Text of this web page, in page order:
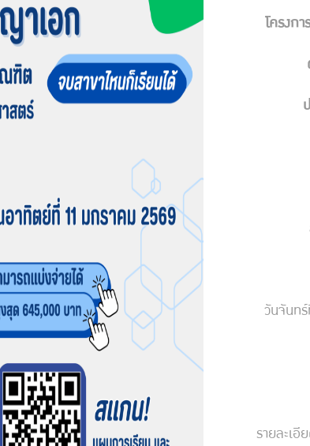
โครงก
วันจันท
รายละเ